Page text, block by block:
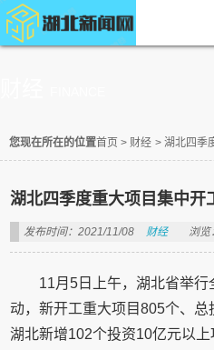
您现在所在的位置首页 > 财经 > 湖北四季
湖北四季度重大项目集中开
发布时间：2021/11/08 财经 浏览
11月5日上午，湖北省举
动，新开工重大项目805个、总
湖北新增102个投资10亿元以上